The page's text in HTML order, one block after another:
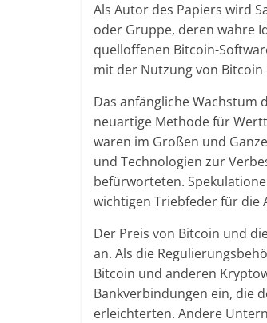
Als Autor des Papiers wird
oder Gruppe, deren wahre
quelloffenen Bitcoin-
mit der Nutzung von Bitcoin
Das anfängliche Wachstum
neuartige Methode für
waren im Großen und
und Technologien zur
befürworteten.
wichtigen Triebfeder für die
Der Preis von Bitcoin und
an. Als die
Bitcoin und anderen
Bankverbindungen ein, die
erleichterten. Andere